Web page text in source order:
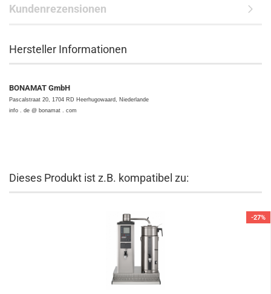
Kundenrezensionen
Hersteller Informationen
BONAMAT GmbH
Pascalstraat 20, 1704 RD Heerhugowaard, Niederlande
info . de @ bonamat . com
Dieses Produkt ist z.B. kompatibel zu:
-27%